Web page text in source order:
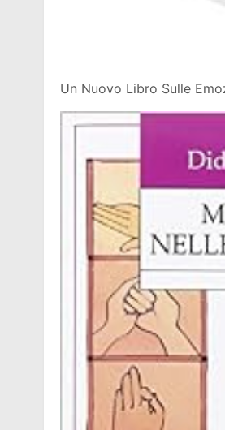
Un Nuovo Libro Sulle